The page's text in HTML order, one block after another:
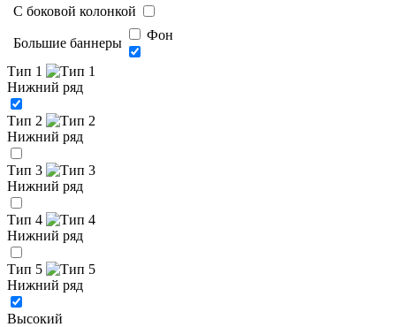
C боковой колонкой
Большие баннеры
Фон
Тип 1
Нижний ряд
Тип 2
Нижний ряд
Тип 3
Нижний ряд
Тип 4
Нижний ряд
Тип 5
Нижний ряд
Высокий